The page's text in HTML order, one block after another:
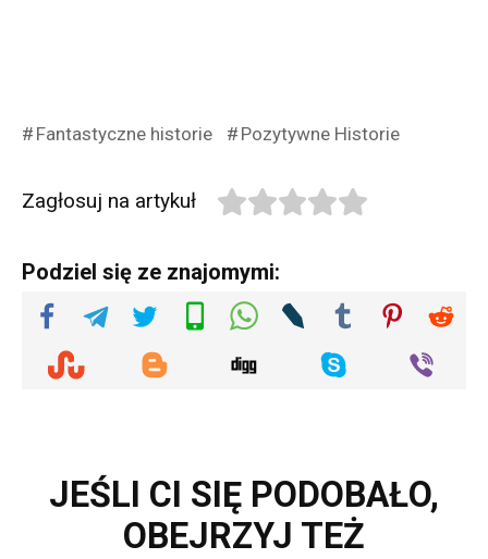
Fantastyczne historie Pozytywne Historie
Zagłosuj na artykuł
Podziel się ze znajomymi:
JEŚLI CI SIĘ PODOBAŁO,
OBEJRZYJ TEŻ